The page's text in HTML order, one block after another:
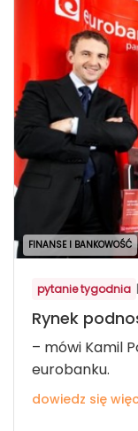
FINANSE I BANKOWOŚĆ
pytanie tygodnia
Rynek
– mówi Kamil
eurobanku.
dowiedz się